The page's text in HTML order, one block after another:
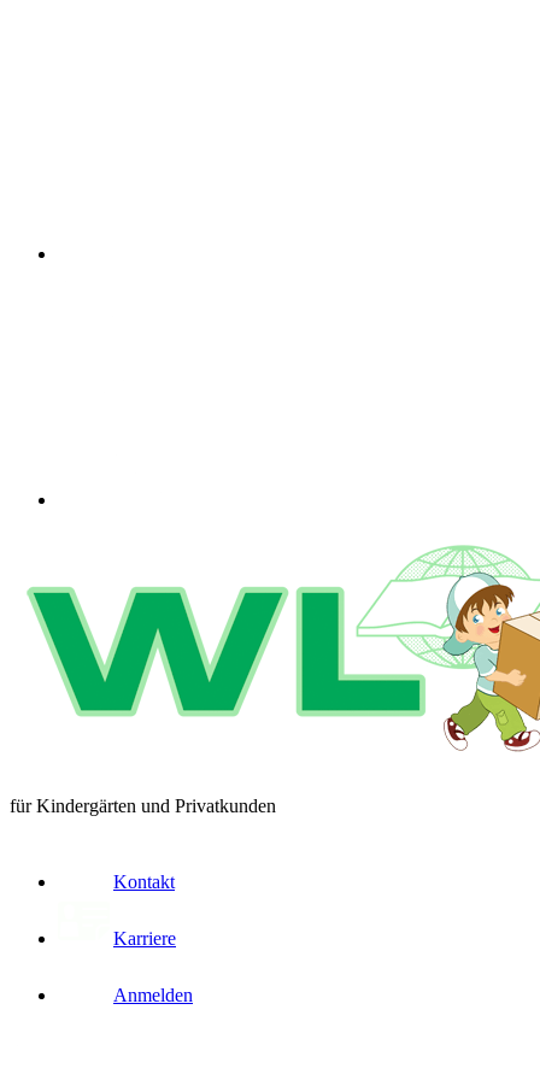
für Kindergärten und Privatkunden
Kontakt
Karriere
Anmelden